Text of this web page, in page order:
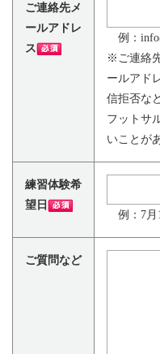
ご連絡先メ
ールアドレ
ス
例：
※ご連絡
ールアド
信拒否な
フットサ
いことが
練習体験希
望日
例：7月
ご質問など